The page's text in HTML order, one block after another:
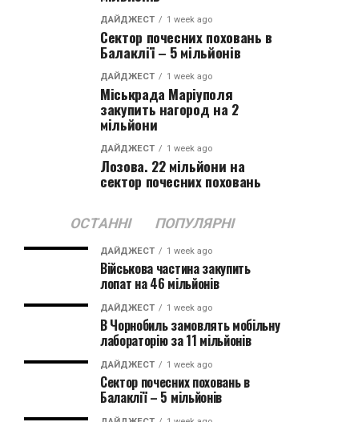
ДАЙДЖЕСТ 1 week ago
Сектор почесних поховань в
Балаклії – 5 мільйонів
ДАЙДЖЕСТ 1 week ago
Міськрада Маріуполя
закупить нагород на 2
мільйони
ДАЙДЖЕСТ 1 week ago
Лозова. 22 мільйони на
сектор почесних поховань
ОСТАННІ ПОПУЛЯРНІ
ДАЙДЖЕСТ 1 week ago
Військова частина закупить
лопат на 46 мільйонів
ДАЙДЖЕСТ 1 week ago
В Чорнобиль замовлять мобільну
лабораторію за 11 мільйонів
ДАЙДЖЕСТ 1 week ago
Сектор почесних поховань в
Балаклії – 5 мільйонів